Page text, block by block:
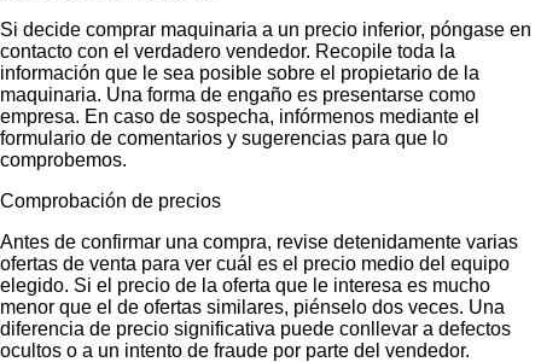
Si decide comprar maquinaria a un precio inferior, póngase en
contacto con el verdadero vendedor. Recopile toda la
información que le sea posible sobre el propietario de la
maquinaria. Una forma de engaño es presentarse como
empresa. En caso de sospecha, infórmenos mediante el
formulario de comentarios y sugerencias para que lo
comprobemos.
Comprobación de precios
Antes de confirmar una compra, revise detenidamente varias
ofertas de venta para ver cuál es el precio medio del equipo
elegido. Si el precio de la oferta que le interesa es mucho
menor que el de ofertas similares, piénselo dos veces. Una
diferencia de precio significativa puede conllevar a defectos
ocultos o a un intento de fraude por parte del vendedor.